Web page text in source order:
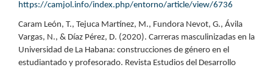
https://camjol.info/index.php/entorno/article/view/6736
Caram León, T., Tejuca Martínez, M., Fundora Nevot, G., Ávila
Vargas, N., & Díaz Pérez, D. (2020). Carreras masculinizadas en la
Universidad de La Habana: construcciones de género en el
estudiantado y profesorado. Revista Estudios del Desarrollo